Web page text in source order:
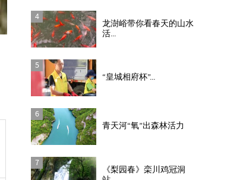
4
龙澍峪带你看春天的山水
活...
5
“皇城相府杯”...
6
青天河“氧”出森林活力
7
《梨园春》栾川鸡冠洞